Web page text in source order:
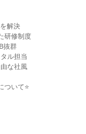
解決
研修制度
抜群
ル担当
な社風
ついて⭐